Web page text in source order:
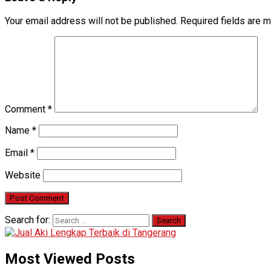
Your email address will not be published. Required fields are
Comment *
Name *
Email *
Website
Search for:
Most Viewed Posts